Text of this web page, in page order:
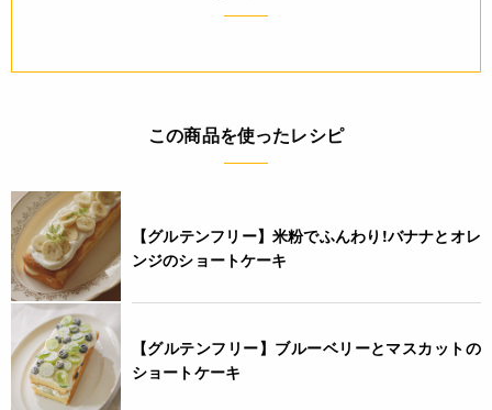
この商品を使ったレシピ
【グルテンフリー】米粉でふんわり!バナナとオレ
ンジのショートケーキ
【グルテンフリー】ブルーベリーとマスカットの
ショートケーキ